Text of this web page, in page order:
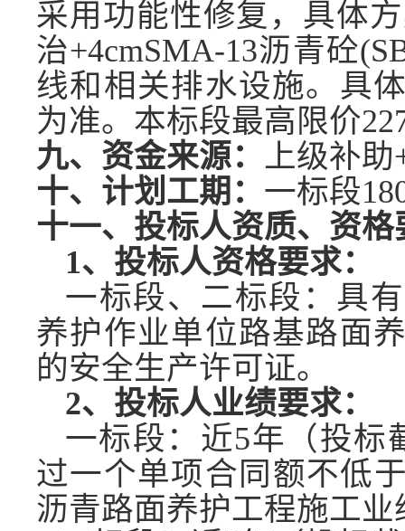
采用功能性修复，具体
治+4cmSMA-13沥青砼
线和相关排水设施。具
为准。 本标段最高限价
九、资金来源： 上级补助
十、计划工期： 一标段
十一、投标人资质、资格
1、投标人资格要求：
一标段、 二标段：具
养护作业单位路基路面
的安全生产许可证。
2、投标人业绩要求：
一标段 ：近5年（投标
过一个单项合同额不低
沥青路面养护工程施工业